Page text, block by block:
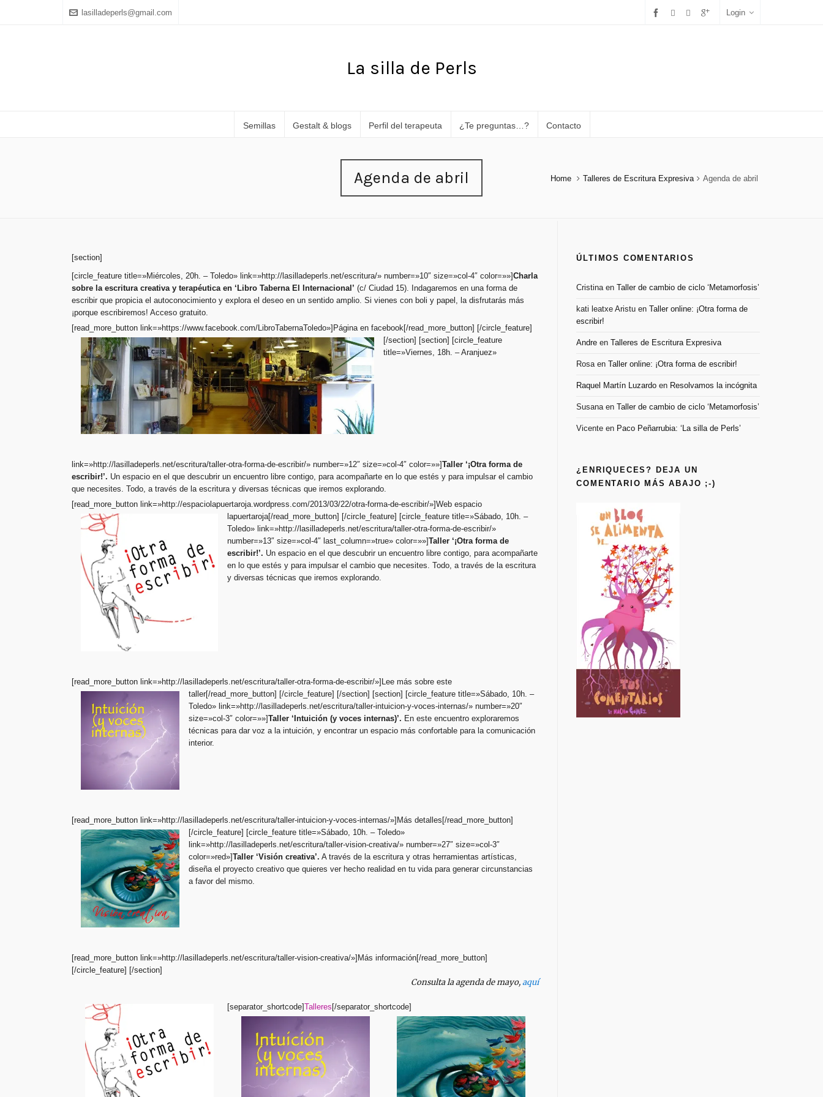
lasilladeperls@gmail.com Login
La silla de Perls
Semillas Gestalt & blogs Perfil del terapeuta ¿Te preguntas…? Contacto
Agenda de abril Home Talleres de Escritura Expresiva Agenda de abril
[section]
[circle_feature title=»Miércoles, 20h. – Toledo» link=»http://lasilladeperls.net/escritura/» number=»10″ size=»col-4″ color=»»]Charla
sobre la escritura creativa y terapéutica en ‘Libro Taberna El Internacional’ (c/ Ciudad 15). Indagaremos en una forma de
escribir que propicia el autoconocimiento y explora el deseo en un sentido amplio. Si vienes con boli y papel, la disfrutarás más
¡porque escribiremos! Acceso gratuito.
[read_more_button link=»https://www.facebook.com/LibroTabernaToledo»]Página en facebook[/read_more_button] [/circle_feature]
[/section] [section] [circle_feature
title=»Viernes, 18h. – Aranjuez»
link=»http://lasilladeperls.net/escritura/taller-otra-forma-de-escribir/» number=»12″ size=»col-4″ color=»»]Taller ‘¡Otra forma de
escribir!’. Un espacio en el que descubrir un encuentro libre contigo, para acompañarte en lo que estés y para impulsar el cambio
que necesites. Todo, a través de la escritura y diversas técnicas que iremos explorando.
[read_more_button link=»http://espaciolapuertaroja.wordpress.com/2013/03/22/otra-forma-de-escribir/»]Web espacio
lapuertaroja[/read_more_button] [/circle_feature] [circle_feature title=»Sábado, 10h. –
Toledo» link=»http://lasilladeperls.net/escritura/taller-otra-forma-de-escribir/»
number=»13″ size=»col-4″ last_column=»true» color=»»]Taller ‘¡Otra forma de
escribir!’. Un espacio en el que descubrir un encuentro libre contigo, para acompañarte
en lo que estés y para impulsar el cambio que necesites. Todo, a través de la escritura
y diversas técnicas que iremos explorando.
[read_more_button link=»http://lasilladeperls.net/escritura/taller-otra-forma-de-escribir/»]Lee más sobre este
taller[/read_more_button] [/circle_feature] [/section] [section] [circle_feature title=»Sábado, 10h. –
Toledo» link=»http://lasilladeperls.net/escritura/taller-intuicion-y-voces-internas/» number=»20″
size=»col-3″ color=»»]Taller ‘Intuición (y voces internas)’. En este encuentro exploraremos
técnicas para dar voz a la intuición, y encontrar un espacio más confortable para la comunicación
interior.
[read_more_button link=»http://lasilladeperls.net/escritura/taller-intuicion-y-voces-internas/»]Más detalles[/read_more_button]
[/circle_feature] [circle_feature title=»Sábado, 10h. – Toledo»
link=»http://lasilladeperls.net/escritura/taller-vision-creativa/» number=»27″ size=»col-3″
color=»red»]Taller ‘Visión creativa’. A través de la escritura y otras herramientas artísticas,
diseña el proyecto creativo que quieres ver hecho realidad en tu vida para generar circunstancias
a favor del mismo.
[read_more_button link=»http://lasilladeperls.net/escritura/taller-vision-creativa/»]Más información[/read_more_button]
[/circle_feature] [/section]
Consulta la agenda de mayo,aquí
[separator_shortcode]Talleres [/separator_shortcode]
ÚLTIMOS COMENTARIOS
CristinaenTaller de cambio de ciclo ‘Metamorfosis’
kati leatxe Aristu enTaller online: ¡Otra forma de
escribir!
Andre enTalleres de Escritura Expresiva
RosaenTaller online: ¡Otra forma de escribir!
Raquel Martín Luzardo en Resolvamos la incógnita
SusanaenTaller de cambio de ciclo ‘Metamorfosis’
Vicente en Paco Peñarrubia: ‘La silla de Perls’
¿ENRIQUECES? DEJA UN
COMENTARIO MÁS ABAJO ;-)